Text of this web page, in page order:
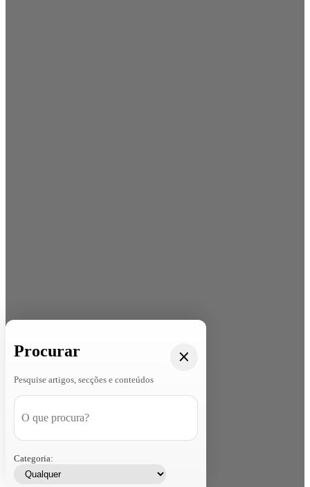
Procurar
Pesquise artigos, secções e conteúdos
Categoria: